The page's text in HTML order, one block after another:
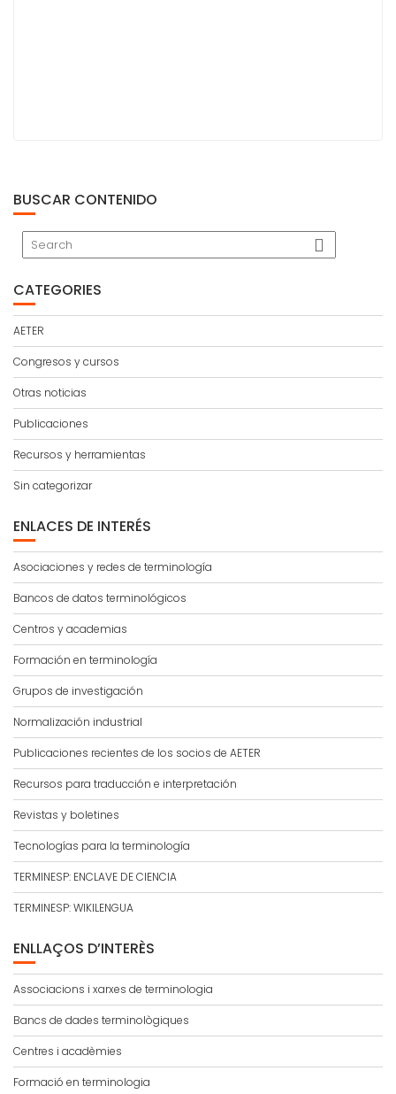
BUSCAR CONTENIDO
CATEGORIES
AETER
Congresos y cursos
Otras noticias
Publicaciones
Recursos y herramientas
Sin categorizar
ENLACES DE INTERÉS
Asociaciones y redes de terminología
Bancos de datos terminológicos
Centros y academias
Formación en terminología
Grupos de investigación
Normalización industrial
Publicaciones recientes de los socios de AETER
Recursos para traducción e interpretación
Revistas y boletines
Tecnologías para la terminología
TERMINESP: ENCLAVE DE CIENCIA
TERMINESP: WIKILENGUA
ENLLAÇOS D’INTERÈS
Associacions i xarxes de terminologia
Bancs de dades terminològiques
Centres i acadèmies
Formació en terminologia